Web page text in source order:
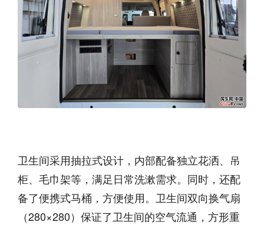
卫生间采用抽拉式设计，内部配备独立花洒、吊
柜、毛巾架等，满足日常洗漱需求。同时，还配
备了便携式马桶，方便使用。卫生间双向换气扇
（280×280）保证了卫生间的空气流通，方形重